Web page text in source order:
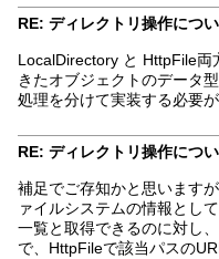
RE: ディレクトリ操作につ
LocalDirectory と HttpFile両
きたオブジェクトのデータ
処理を分けて実装する必要
RE: ディレクトリ操作につ
補足でご存知かと思います
ァイルシステムの情報とし
一覧と取得できるのに対し
で、HttpFileで該当パスの